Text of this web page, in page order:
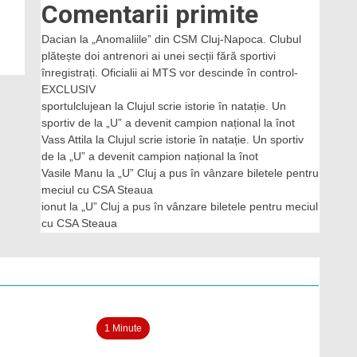
Comentarii primite
Dacian la
„Anomaliile” din CSM Cluj-Napoca. Clubul
plătește doi antrenori ai unei secții fără sportivi
înregistrați. Oficialii ai MTS vor descinde în control-
EXCLUSIV
sportulclujean la Clujul scrie istorie în natație. Un
sportiv de la „U” a devenit campion național la înot
Vass Attila la Clujul scrie istorie în natație. Un sportiv
de la „U” a devenit campion național la înot
Vasile Manu la
„U” Cluj a pus în vânzare biletele pentru
meciul cu CSA Steaua
ionut la
„U” Cluj a pus în vânzare biletele pentru meciul
cu CSA Steaua
1 Minute